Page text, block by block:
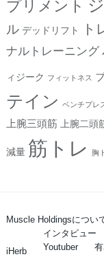
プリメント
ル デッドリフト ト
ナルトレーニング
ィジーク フィットネス
テイン ベンチプレ
上腕三頭筋
上腕二頭
減量 筋トレ 胸
Muscle Holdingsについ
iHerb
インタビュー
Youtuber